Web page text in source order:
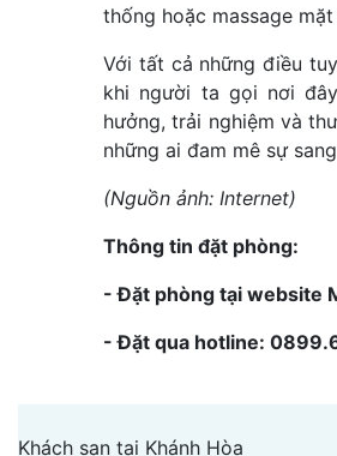
thống hoặc massage
Với tất cả những điều
khi người ta gọi nơi
hưởng, trải nghiệm và
những ai đam mê sự
(Nguồn ảnh: Internet)
Thông tin đặt phòng:
- Đặt phòng tại website
- Đặt qua hotline:
Khách sạn tại Khánh Hòa